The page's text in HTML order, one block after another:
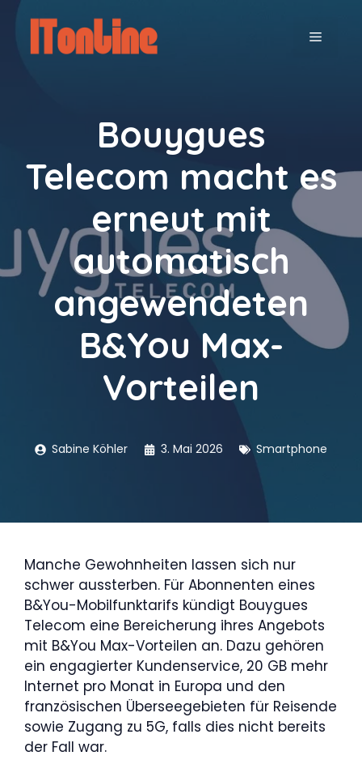
Zum
springen
MENÜ
Bouygues
Telecom macht es
erneut mit
automatisch
angewendeten
B&You Max-
Vorteilen
Sabine Köhler 3. Mai 2026 Smartphone
Manche Gewohnheiten lassen sich nur
schwer aussterben. Für Abonnenten eines
B&You-Mobilfunktarifs kündigt Bouygues
Telecom eine Bereicherung ihres Angebots
mit B&You Max-Vorteilen an. Dazu gehören
ein engagierter Kundenservice, 20 GB mehr
Internet pro Monat in Europa und den
französischen Überseegebieten für Reisende
sowie Zugang zu 5G, falls dies nicht bereits
der Fall war.